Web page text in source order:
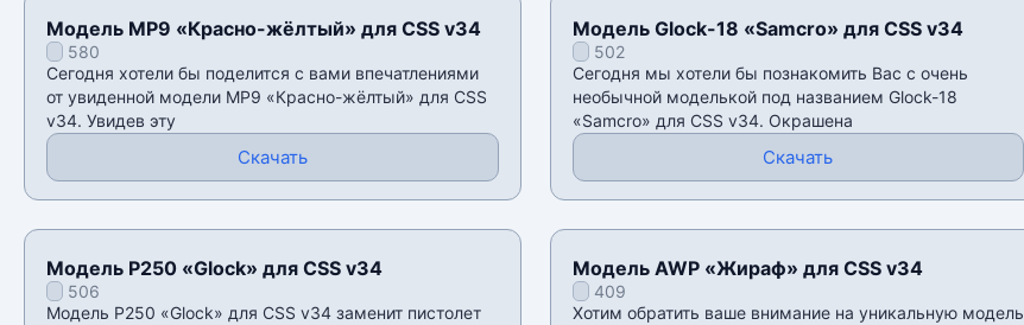
Модель MP9 «Красно-жёлтый» для CSS v34
580
Сегодня хотели бы поделится с вами впечатлениями
от увиденной модели MP9 «Красно-жёлтый» для CSS
v34. Увидев эту
Скачать
Модель Glock-18 «Samcro» для CSS v34
502
Сегодня мы хотели бы познакомить Вас с очень
необычной моделькой под названием Glock-18
«Samcro» для CSS v34. Окрашена
Скачать
Модель P250 «Glock» для CSS v34
506
Модель P250 «Glock» для CSS v34 заменит пистолет
Модель AWP «Жираф» для CSS v34
409
Хотим обратить ваше внимание на уникальную модель